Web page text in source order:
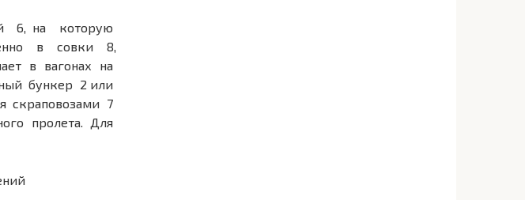
6, на которую
в совки 8,
в вагонах на
бункер 2 или
скраповозами 7
пролета. Для